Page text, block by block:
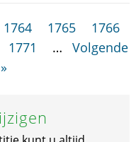
1764 1765
1766
1771 …
Volgende